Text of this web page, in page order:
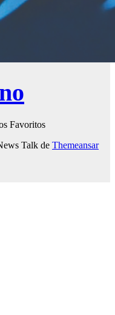
Favoritos
Talk de Themeansar